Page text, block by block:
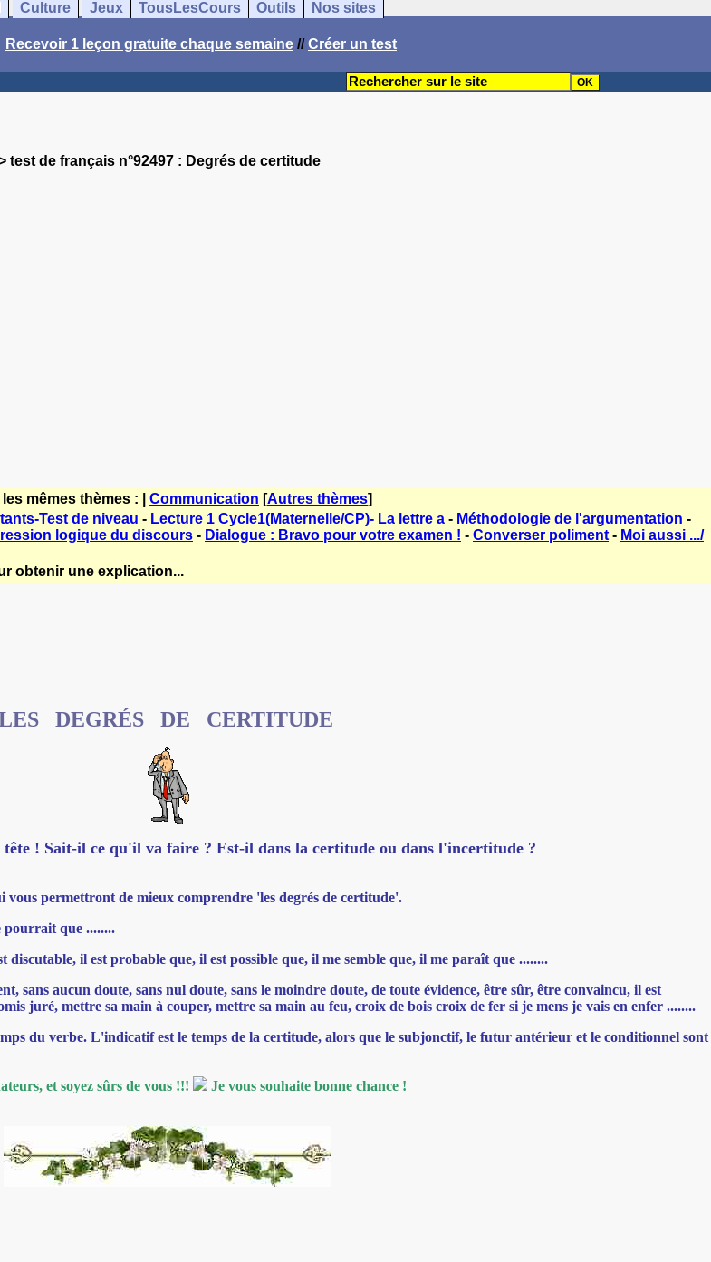
Culture Jeux TousLesCours Outils Nos sites
Recevoir 1 leçon gratuite chaque semaine //Créer un test
test de français n°92497 : Degrés de certitude
mêmes thèmes : | Communication [Autres thèmes]
Test de niveau - Lecture 1 Cycle1(Maternelle/CP)- La lettre a - Méthodologie de l'argumentation -
logique du discours - Dialogue : Bravo pour votre examen ! - Converser poliment - Moi aussi .../
obtenir une explication...
DEGRÉS DE CERTITUDE
tête ! Sait-il ce qu'il va faire ? Est-il dans la certitude ou dans l'incertitude ?
vous permettront de mieux comprendre 'les degrés de certitude'.
pourrait que ........
discutable, il est probable que, il est possible que, il me semble que, il me paraît que ........
sans aucun doute, sans nul doute, sans le moindre doute, de toute évidence, être sûr, être convaincu, il est
juré, mettre sa main à couper, mettre sa main au feu, croix de bois croix de fer si je mens je vais en enfer ........
du verbe. L'indicatif est le temps de la certitude, alors que le subjonctif, le futur antérieur et le conditionnel sont
et soyez sûrs de vous !!! Je vous souhaite bonne chance !